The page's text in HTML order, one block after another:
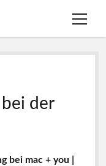
Menü
der
bei mac + you |